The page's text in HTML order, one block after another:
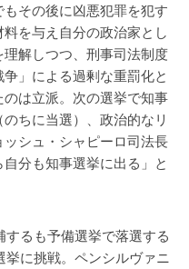
その後に凶悪犯罪を犯す
を与え自分の政治家とし
解しつつ、刑事司法制度
」による過剰な重罰化と
は立派。次の選挙で知事
ちに当選）、政治的なリ
シュ・シャピーロ司法長
分も知事選挙に出る」と
るも予備選挙で落選する
挙に挑戦。ペンシルヴァニ